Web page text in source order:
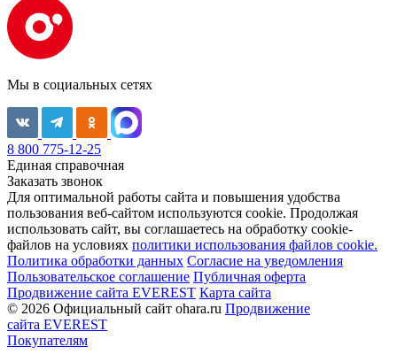
Мы в социальных сетях
8 800 775-12-25
Единая справочная
Заказать звонок
Для оптимальной работы сайта и повышения удобства
пользования веб-сайтом используются cookie. Продолжая
использовать сайт, вы соглашаетесь на обработку cookie-
файлов на условиях политики использования файлов cookie.
Политика обработки данных Согласие на уведомления
Пользовательское соглашение Публичная оферта
Продвижение сайта EVEREST Карта сайта
© 2026 Официальный сайт ohara.ru Продвижение
сайта EVEREST
Покупателям